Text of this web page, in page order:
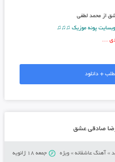
از محمد لطفی
پونه موزیک ♫♫♫
…
+ دانلود
صادقی عشق
» آهنگ عاشقانه» ویژه
جمعه 18 ژانویه